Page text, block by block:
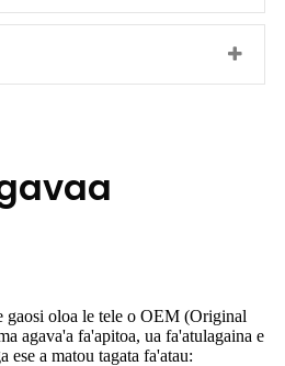
gaosi oloa le tele o OEM (Original
agava'a fa'apitoa, ua fa'atulagaina e
ese a matou tagata fa'atau: